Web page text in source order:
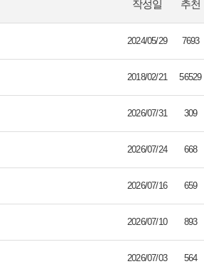
작성일 추천
2024/05/29 7693
2018/02/21 56529
2026/07/31 309
2026/07/24 668
2026/07/16 659
2026/07/10 893
2026/07/03 564